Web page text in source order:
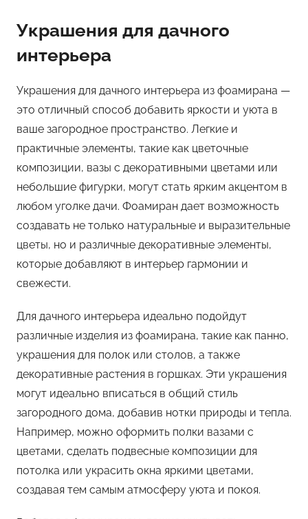
Украшения для дачного
интерьера
Украшения для дачного интерьера из фоамирана —
это отличный способ добавить яркости и уюта в
ваше загородное пространство. Легкие и
практичные элементы, такие как цветочные
композиции, вазы с декоративными цветами или
небольшие фигурки, могут стать ярким акцентом в
любом уголке дачи. Фоамиран дает возможность
создавать не только натуральные и выразительные
цветы, но и различные декоративные элементы,
которые добавляют в интерьер гармонии и
свежести.
Для дачного интерьера идеально подойдут
различные изделия из фоамирана, такие как панно,
украшения для полок или столов, а также
декоративные растения в горшках. Эти украшения
могут идеально вписаться в общий стиль
загородного дома, добавив нотки природы и тепла.
Например, можно оформить полки вазами с
цветами, сделать подвесные композиции для
потолка или украсить окна яркими цветами,
создавая тем самым атмосферу уюта и покоя.